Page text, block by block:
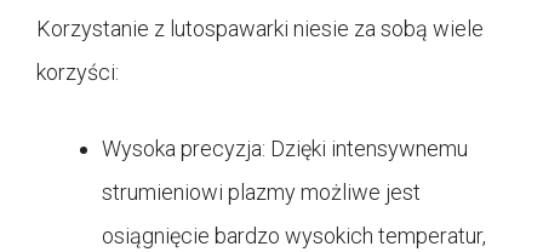
Korzystanie z lutospawarki niesie za sobą wiele
korzyści:
Wysoka precyzja: Dzięki intensywnemu
strumieniowi plazmy możliwe jest
osiągnięcie bardzo wysokich temperatur,